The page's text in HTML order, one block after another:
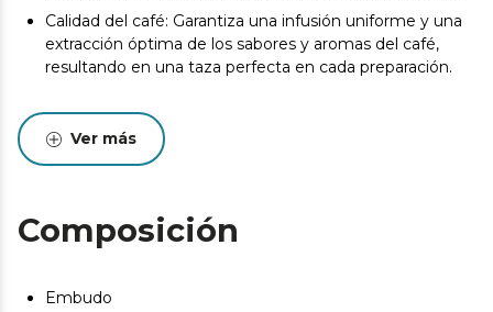
Calidad del café: Garantiza una infusión uniforme y una
extracción óptima de los sabores y aromas del café,
resultando en una taza perfecta en cada preparación.
Ver más
Composición
Embudo